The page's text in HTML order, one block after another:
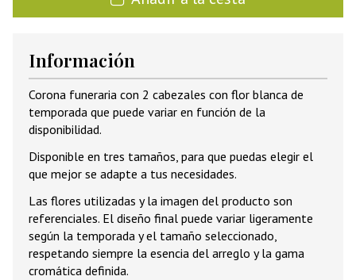
Información
Corona funeraria con 2 cabezales con flor blanca de
temporada que puede variar en función de la
disponibilidad.
Disponible en tres tamaños, para que puedas elegir el
que mejor se adapte a tus necesidades.
Las flores utilizadas y la imagen del producto son
referenciales. El diseño final puede variar ligeramente
según la temporada y el tamaño seleccionado,
respetando siempre la esencia del arreglo y la gama
cromática definida.